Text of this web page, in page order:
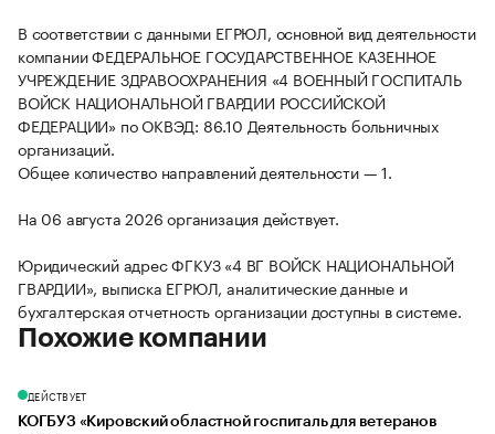
В соответствии с данными ЕГРЮЛ, основной вид деятельности
компании ФЕДЕРАЛЬНОЕ ГОСУДАРСТВЕННОЕ КАЗЕННОЕ
УЧРЕЖДЕНИЕ ЗДРАВООХРАНЕНИЯ «4 ВОЕННЫЙ ГОСПИТАЛЬ
ВОЙСК НАЦИОНАЛЬНОЙ ГВАРДИИ РОССИЙСКОЙ
ФЕДЕРАЦИИ» по ОКВЭД: 86.10 Деятельность больничных
организаций.
Общее количество направлений деятельности — 1.
На 06 августа 2026 организация действует.
Юридический адрес ФГКУЗ «4 ВГ ВОЙСК НАЦИОНАЛЬНОЙ
ГВАРДИИ», выписка ЕГРЮЛ, аналитические данные и
бухгалтерская отчетность организации доступны в системе.
Похожие компании
ДЕЙСТВУЕТ
КОГБУЗ «Кировский областной госпиталь для ветеранов